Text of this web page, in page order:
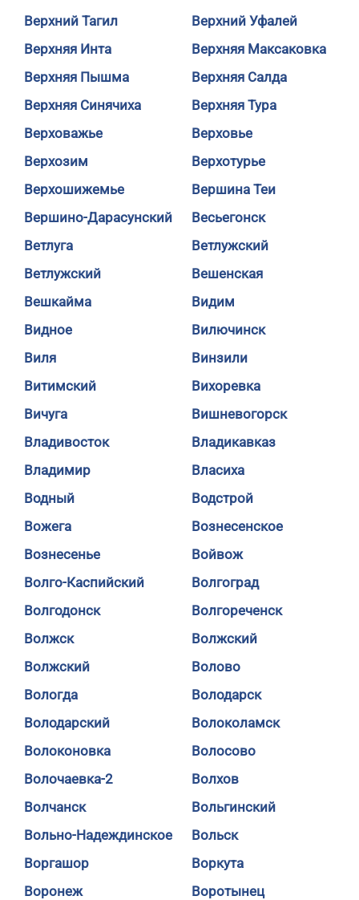
Верхний Тагил
Верхний Уфалей
Верхняя Инта
Верхняя Максаковка
Верхняя Пышма
Верхняя Салда
Верхняя Синячиха
Верхняя Тура
Верховажье
Верховье
Верхозим
Верхотурье
Верхошижемье
Вершина Теи
Вершино-Дарасунский
Весьегонск
Ветлуга
Ветлужский
Ветлужский
Вешенская
Вешкайма
Видим
Видное
Вилючинск
Виля
Винзили
Витимский
Вихоревка
Вичуга
Вишневогорск
Владивосток
Владикавказ
Владимир
Власиха
Водный
Водстрой
Вожега
Вознесенское
Вознесенье
Войвож
Волго-Каспийский
Волгоград
Волгодонск
Волгореченск
Волжск
Волжский
Волжский
Волово
Вологда
Володарск
Володарский
Волоколамск
Волоконовка
Волосово
Волочаевка-2
Волхов
Волчанск
Вольгинский
Вольно-Надеждинское
Вольск
Воргашор
Воркута
Воронеж
Воротынец